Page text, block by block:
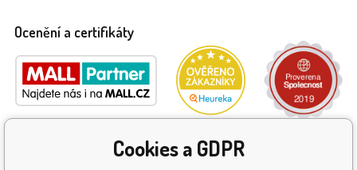
Ocenění a certifikáty
Cookies a GDPR